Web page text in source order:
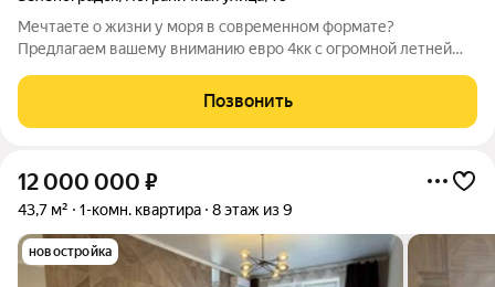
Мечтаете о жизни у моря в современном формате?
Предлагаем вашему вниманию евро 4кк с огромной летней
- идеальный выбор: Простор для жизни и творчества: 4
отдельные комнаты позволяют с
Позвонить
12 000 000 ₽
43,7 м² 1-комн. квартира 8 этаж из 9
новостройка